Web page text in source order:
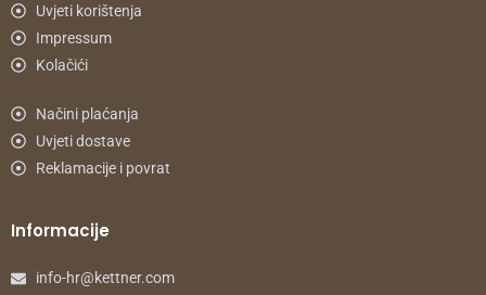
Uvjeti korištenja
Impressum
Kolačići
Načini plaćanja
Uvjeti dostave
Reklamacije i povrat
Informacije
info-hr@kettner.com